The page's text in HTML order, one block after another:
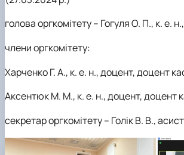
голова оргкомітету – Гогуля О. П., к.
члени оргкомітету:
Харченко Г. А., к. е. н., доцент, доцент
Аксентюк М. М., к. е. н., доцент, доцент
секретар оргкомітету – Голік В. В.,